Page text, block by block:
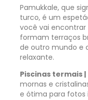
Pamukkale, que
turco, é um
você vai
formam terraços
de outro mundo e
relaxante.
Piscinas termais |
mornas e
e ótima para fotos